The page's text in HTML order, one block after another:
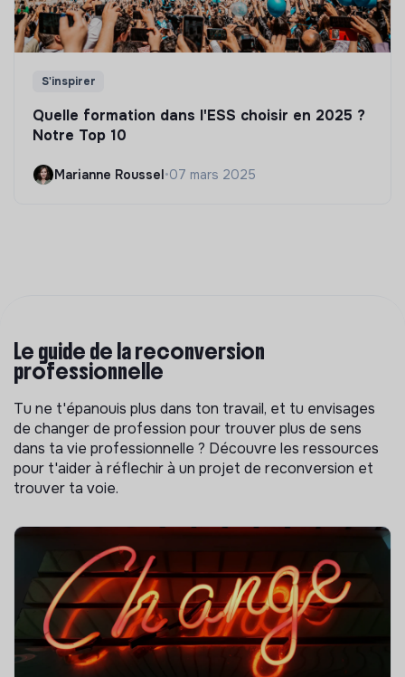
S'inspirer
Quelle formation dans l'ESS choisir en 2025 ?
Notre Top 10
Marianne Roussel•07 mars 2025
Le guide de la reconversion
professionnelle
Tu ne t'épanouis plus dans ton travail, et tu envisages
de changer de profession pour trouver plus de sens
dans ta vie professionnelle ? Découvre les ressources
pour t'aider à réflechir à un projet de reconversion et
trouver ta voie.